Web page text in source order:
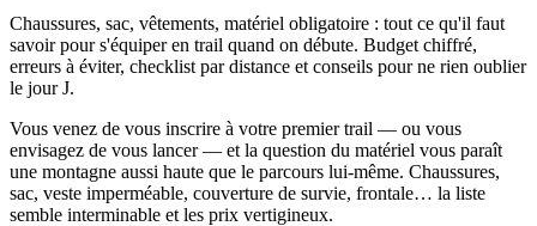
Chaussures, sac, vêtements, matériel obligatoire : tout ce qu'il faut
savoir pour s'équiper en trail quand on débute. Budget chiffré,
erreurs à éviter, checklist par distance et conseils pour ne rien oublier
le jour J.
Vous venez de vous inscrire à votre premier trail — ou vous
envisagez de vous lancer — et la question du matériel vous paraît
une montagne aussi haute que le parcours lui-même. Chaussures,
sac, veste imperméable, couverture de survie, frontale… la liste
semble interminable et les prix vertigineux.